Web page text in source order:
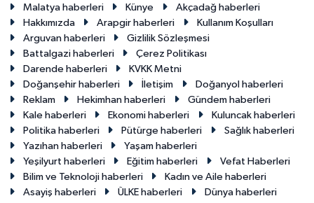
Malatya haberleri Künye
Akçadağ haberleri
Hakkımızda
Arapgir haberleri
Kullanım Koşulları
Arguvan haberleri
Gizlilik Sözleşmesi
Battalgazi haberleri
Çerez Politikası
Darende haberleri
KVKK Metni
Doğanşehir haberleri
İletişim
Doğanyol haberleri
Reklam
Hekimhan haberleri
Gündem haberleri
Kale haberleri
Ekonomi haberleri
Kuluncak haberleri
Politika haberleri
Pütürge haberleri
Sağlık haberleri
Yazıhan haberleri
Yaşam haberleri
Yeşilyurt haberleri
Eğitim haberleri
Vefat Haberleri
Bilim ve Teknoloji haberleri
Kadın ve Aile haberleri
Asayiş haberleri
ÜLKE haberleri Dünya haberleri